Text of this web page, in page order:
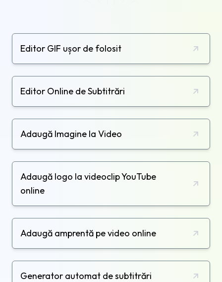
Editor GIF ușor de folosit
Editor Online de Subtitrări
Adaugă Imagine la Video
Adaugă logo la videoclip YouTube
online
Adaugă amprentă pe video online
Generator automat de subtitrări